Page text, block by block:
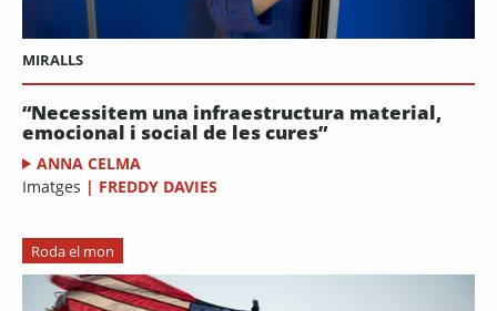
MIRALLS
“Necessitem una infraestructura material,
emocional i social de les cures”
ANNA CELMA
Imatges | FREDDY DAVIES
Roda el mon